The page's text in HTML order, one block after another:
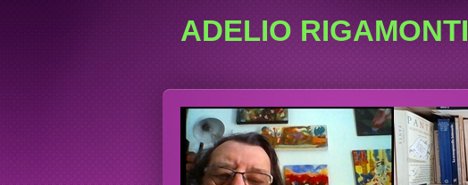
ADELIO RIGAMONTI